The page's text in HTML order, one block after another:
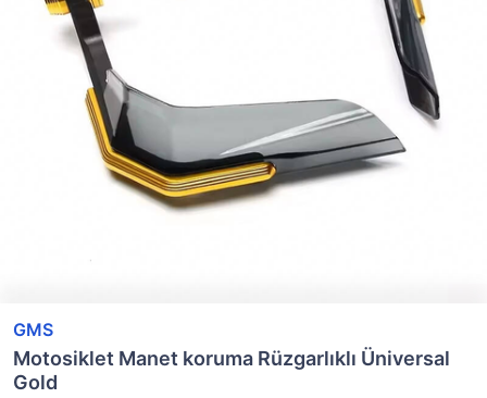
GMS
Motosiklet Manet koruma Rüzgarlıklı Üniversal
Gold